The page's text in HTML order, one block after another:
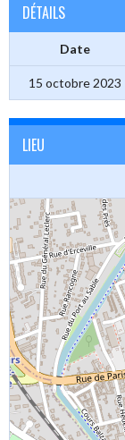
DÉTAILS
Date
15 octobre 2023
LIEU